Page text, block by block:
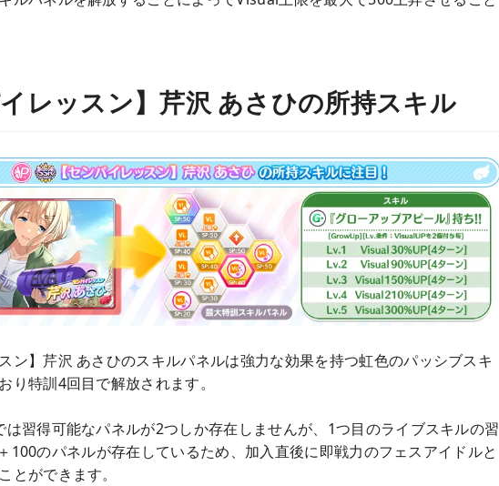
イレッスン】芹沢 あさひの所持スキル
ン】芹沢 あさひのスキルパネルは強力な効果を持つ虹色のパッシブスキ
り特訓4回目で解放されます。
は習得可能なパネルが2つしか存在しませんが、1つ目のライブスキルの習
100のパネルが存在しているため、加入直後に即戦力のフェスアイドルと
とができます。